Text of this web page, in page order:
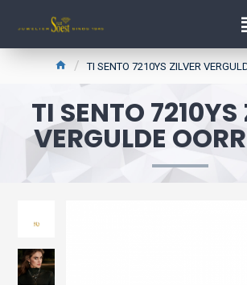
TI SENTO 7210YS ZILVER
TI SENTO 7210YS
VERGULDE